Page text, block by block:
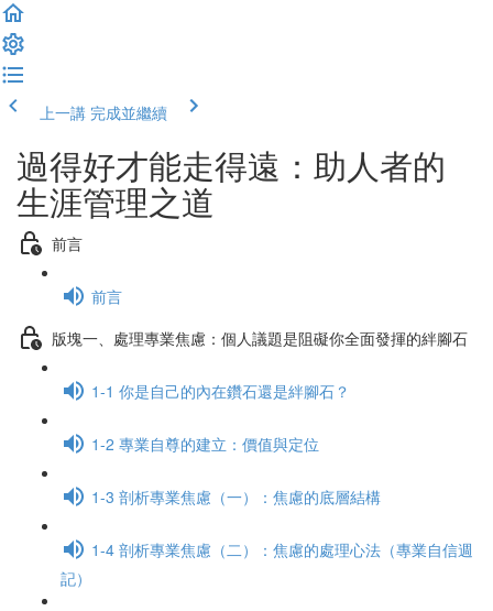
上一講 完成並繼續
過得好才能走得遠：助人者的
生涯管理之道
前言
前言
版塊一、處理專業焦慮：個人議題是阻礙你全面發揮的絆腳石
1-1 你是自己的內在鑽石還是絆腳石？
1-2 專業自尊的建立：價值與定位
1-3 剖析專業焦慮（一）：焦慮的底層結構
1-4 剖析專業焦慮（二）：焦慮的處理心法（專業自信週
記）